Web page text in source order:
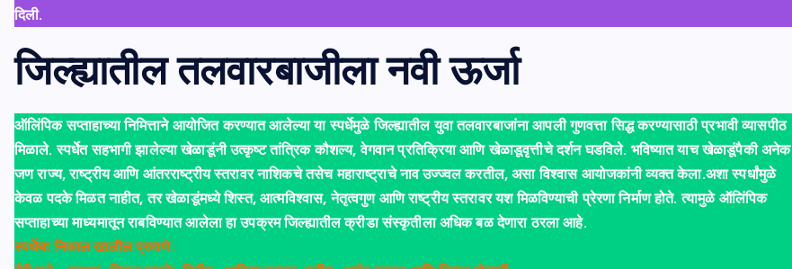
दिली.
जिल्ह्यातील तलवारबाजीला नवी ऊर्जा
ऑलिंपिक सप्ताहाच्या निमित्ताने आयोजित करण्यात आलेल्या या स्पर्धेमुळे जिल्ह्यातील युवा तलवारबाजांना आपली गुणवत्ता सिद्ध करण्यासाठी प्रभावी व्यासपीठ
मिळाले. स्पर्धेत सहभागी झालेल्या खेळाडूंनी उत्कृष्ट तांत्रिक कौशल्य, वेगवान प्रतिक्रिया आणि खेळाडूवृत्तीचे दर्शन घडविले. भविष्यात याच खेळाडूंपैकी अनेक
जण राज्य, राष्ट्रीय आणि आंतरराष्ट्रीय स्तरावर नाशिकचे तसेच महाराष्ट्राचे नाव उज्ज्वल करतील, असा विश्वास आयोजकांनी व्यक्त केला.अशा स्पर्धांमुळे
केवळ पदके मिळत नाहीत, तर खेळाडूंमध्ये शिस्त, आत्मविश्वास, नेतृत्वगुण आणि राष्ट्रीय स्तरावर यश मिळविण्याची प्रेरणा निर्माण होते. त्यामुळे ऑलिंपिक
सप्ताहाच्या माध्यमातून राबविण्यात आलेला हा उपक्रम जिल्ह्यातील क्रीडा संस्कृतीला अधिक बळ देणारा ठरला आहे.
स्पर्धेचा निकाल खालील प्रमाणे :